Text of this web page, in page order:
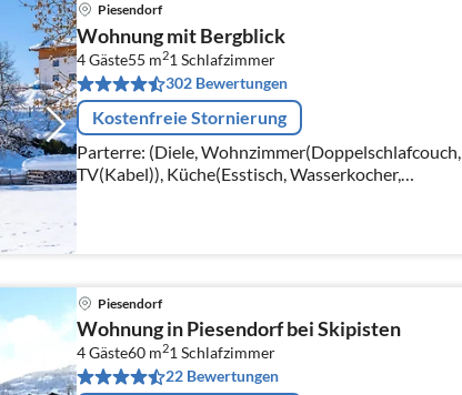
Piesendorf
Wohnung mit Bergblick
4 Gäste55 m21 Schlafzimmer
302 Bewertungen
Kostenfreie Stornierung
Parterre: (Diele, Wohnzimmer(Doppelschlafcouch,
TV(Kabel)), Küche(Esstisch, Wasserkocher,
Kochherd(Ceranfeld), Kaffeemaschine, Backofen,
Mikrowelle, Kühl-/Gefrierkombination)
Piesendorf
Wohnung in Piesendorf bei Skipisten
4 Gäste60 m21 Schlafzimmer
22 Bewertungen